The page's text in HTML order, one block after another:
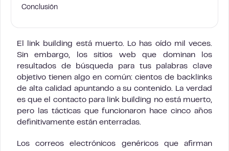
Conclusión
El link building está muerto. Lo has oído mil veces.
Sin embargo, los sitios web que dominan los
resultados de búsqueda para tus palabras clave
objetivo tienen algo en común: cientos de backlinks
de alta calidad apuntando a su contenido. La verdad
es que el contacto para link building no está muerto,
pero las tácticas que funcionaron hace cinco años
definitivamente están enterradas.
Los correos electrónicos genéricos que afirman